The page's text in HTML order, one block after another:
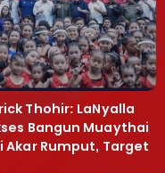
Thohir: LaNyalla
Bangun Muaythai
Akar Rumput, Target